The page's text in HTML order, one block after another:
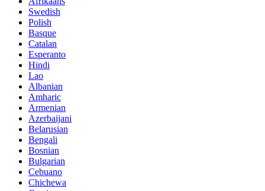
Swedish
Polish
Basque
Catalan
Esperanto
Hindi
Lao
Albanian
Amharic
Armenian
Azerbaijani
Belarusian
Bengali
Bosnian
Bulgarian
Cebuano
Chichewa